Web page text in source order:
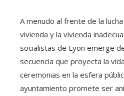
A menudo al frente de la
vivienda y la vivienda
socialistas de Lyon emerge
secuencia que proyecta la
ceremonias en la esfera
ayuntamiento promete ser